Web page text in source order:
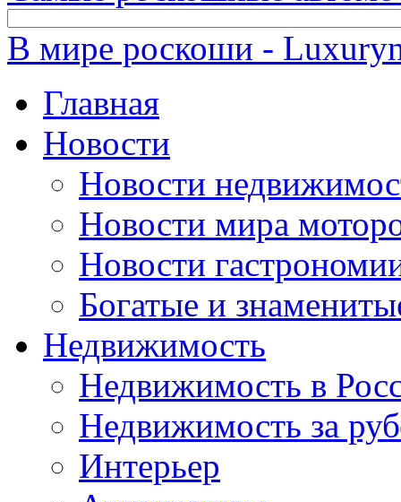
В мире роскоши -
Главная
Новости
Новости
Новости мира
Новости
Богатые и
Недвижимость
Недвижимость в
Недвижимость за
Интерьер